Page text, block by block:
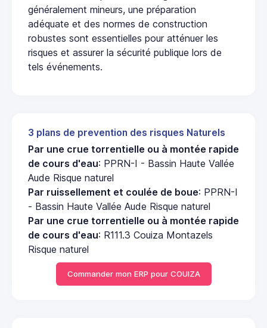
généralement mineurs, une préparation
adéquate et des normes de construction
robustes sont essentielles pour atténuer les
risques et assurer la sécurité publique lors de
tels événements.
3 plans de prevention des risques Naturels
Par une crue torrentielle ou à montée rapide
de cours d'eau: PPRN-I - Bassin Haute Vallée
Aude Risque naturel
Par ruissellement et coulée de boue: PPRN-I
- Bassin Haute Vallée Aude Risque naturel
Par une crue torrentielle ou à montée rapide
de cours d'eau: R111.3 Couiza Montazels
Risque naturel
Commander mon ERP pour COUIZA